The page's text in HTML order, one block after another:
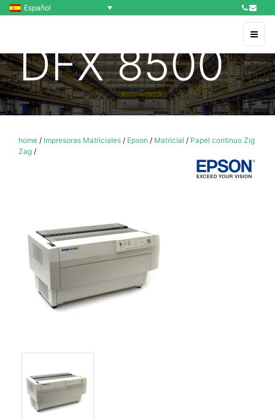
Español
DFX 8500
home / Impresoras Matriciales / Epson / Matricial / Papel continuo Zig
Zag /